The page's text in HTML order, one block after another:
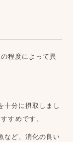
程度によって異
十分に摂取しまし
すめです。
など、消化の良い